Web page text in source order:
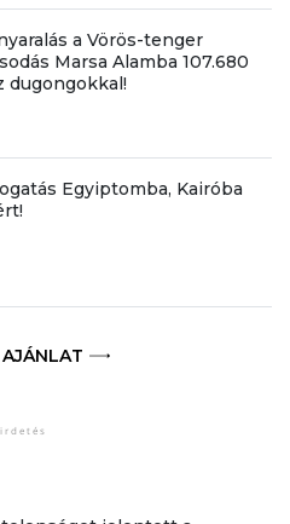
a Vörös-tenger
Marsa Alamba 107.680
dugongokkal!
Egyiptomba, Kairóba